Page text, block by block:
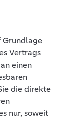
Grundlage
Vertrags
einen
die direkte
nur, soweit